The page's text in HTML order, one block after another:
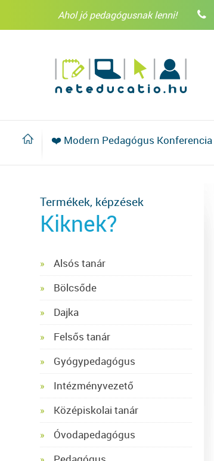
Ahol jó pedagógusnak lenni!
❤️ Modern Pedagógus Konferencia
Termékek, képzések
Kiknek?
Alsós tanár
Bölcsőde
Dajka
Felsős tanár
Gyógypedagógus
Intézményvezető
Középiskolai tanár
Óvodapedagógus